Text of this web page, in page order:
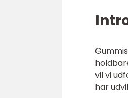
vil vi
har